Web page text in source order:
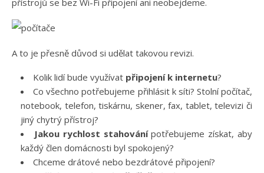
A to je přesně důvod si udělat takovou revizi.
Kolik lidí bude využívat připojení k internetu?
Co všechno potřebujeme přihlásit k síti? Stolní počítač,
notebook, telefon, tiskárnu, skener, fax, tablet, televizi či
jiný chytrý přístroj?
Jakou rychlost stahovánípotřebujeme získat, aby
každý člen domácnosti byl spokojený?
Chceme drátové nebo bezdrátové připojení?